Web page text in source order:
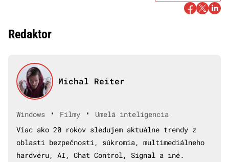
Redaktor
Michal Reiter
Windows • Filmy •
Umelá inteligencia
Viac ako 20 rokov sledujem aktuálne trendy z
oblasti bezpečnosti, súkromia, multimediálneho
hardvéru, AI, Chat Control, Signal a iné.